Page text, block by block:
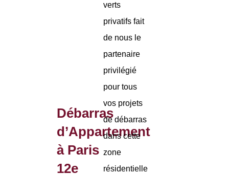
Débarras
d’Appartement
à Paris
12e
verts
privatifs fait
de nous le
partenaire
privilégié
pour tous
vos projets
de débarras
dans cette
zone
résidentielle